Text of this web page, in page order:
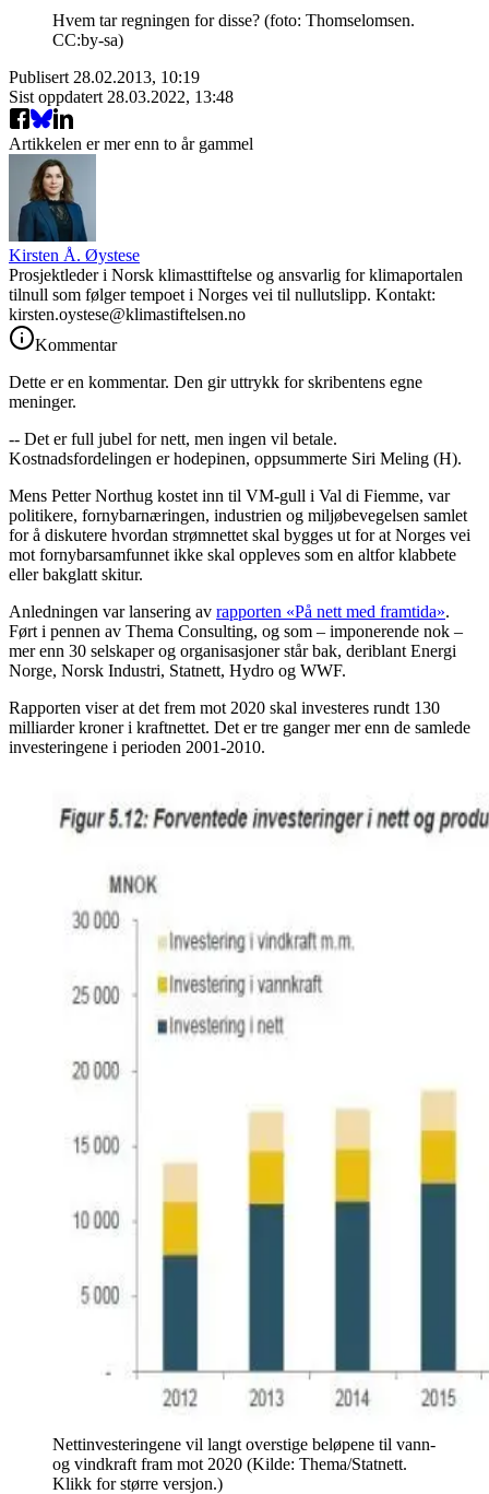
Hvem tar regningen for disse? (foto: Thomselomsen.
CC:by-sa)
Publisert 28.02.2013, 10:19
Sist oppdatert 28.03.2022, 13:48
Artikkelen er mer enn to år gammel
Kirsten Å. Øystese
Prosjektleder i Norsk klimasttiftelse og ansvarlig for klimaportalen
tilnull som følger tempoet i Norges vei til nullutslipp. Kontakt:
kirsten.oystese@klimastiftelsen.no
Kommentar
Dette er en kommentar. Den gir uttrykk for skribentens egne
meninger.
-- Det er full jubel for nett, men ingen vil betale.
Kostnadsfordelingen er hodepinen, oppsummerte Siri Meling (H).
Mens Petter Northug kostet inn til VM-gull i Val di Fiemme, var
politikere, fornybarnæringen, industrien og miljøbevegelsen samlet
for å diskutere hvordan strømnettet skal bygges ut for at Norges vei
mot fornybarsamfunnet ikke skal oppleves som en altfor klabbete
eller bakglatt skitur.
Anledningen var lansering av rapporten «På nett med framtida».
Ført i pennen av Thema Consulting, og som – imponerende nok –
mer enn 30 selskaper og organisasjoner står bak, deriblant Energi
Norge, Norsk Industri, Statnett, Hydro og WWF.
Rapporten viser at det frem mot 2020 skal investeres rundt 130
milliarder kroner i kraftnettet. Det er tre ganger mer enn de samlede
investeringene i perioden 2001-2010.
Nettinvesteringene vil langt overstige beløpene til vann-
og vindkraft fram mot 2020 (Kilde: Thema/Statnett.
Klikk for større versjon.)